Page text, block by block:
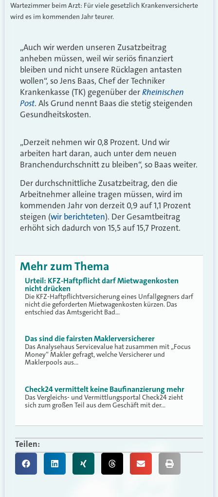
Wartezimmer beim Arzt: Für viele gesetzlich Krankenversicherte
wird es im kommenden Jahr teurer.
„Auch wir werden unseren Zusatzbeitrag
anheben müssen, weil wir seriös finanziert
bleiben und nicht unsere Rücklagen antasten
wollen“, so Jens Baas, Chef der Techniker
Krankenkasse (TK) gegenüber derRheinischen
Post. Als Grund nennt Baas die stetig steigenden
Gesundheitskosten.
„Derzeit nehmen wir 0,8 Prozent. Und wir
arbeiten hart daran, auch unter dem neuen
Branchendurchschnitt zu bleiben“, so Baas weiter.
Der durchschnittliche Zusatzbeitrag, den die
Arbeitnehmer alleine tragen müssen, wird im
kommenden Jahr von derzeit 0,9 auf 1,1 Prozent
steigen (wir berichteten). Der Gesamtbeitrag
erhöht sich dadurch von 15,5 auf 15,7 Prozent.
Mehr zum Thema
Urteil: KFZ-Haftpflicht darf Mietwagenkosten
nicht drücken
Die KFZ-Haftpflichtversicherung eines Unfallgegners darf
nicht die geforderten Mietwagenkosten kürzen. Das
entschied das Amtsgericht Bad…
Das sind die fairsten Maklerversicherer
Das Analysehaus Servicevalue hat zusammen mit „Focus
Money“ Makler gefragt, welche Versicherer und
Maklerpools aus…
Check24 vermittelt keine Baufinanzierung mehr
Das Vergleichs- und Vermittlungsportal Check24 zieht
sich zum großen Teil aus dem Geschäft mit der…
Teilen: